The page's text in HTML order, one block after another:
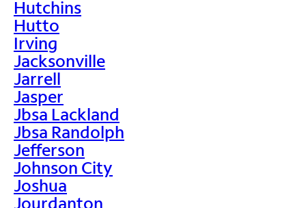
Hutchins
Hutto
Irving
Jacksonville
Jarrell
Jasper
Jbsa Lackland
Jbsa Randolph
Jefferson
Johnson City
Joshua
Jourdanton